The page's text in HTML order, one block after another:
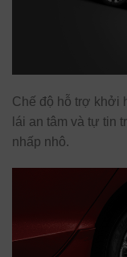
Chế độ hỗ trợ khởi
lái an tâm và tự tin
nhấp nhô.